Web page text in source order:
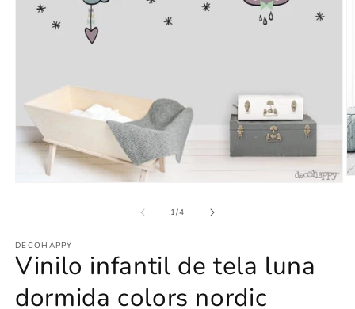
una
ventana
modal
1/de
4
DECOHAPPY
Vinilo infantil de tela luna
dormida colors nordic